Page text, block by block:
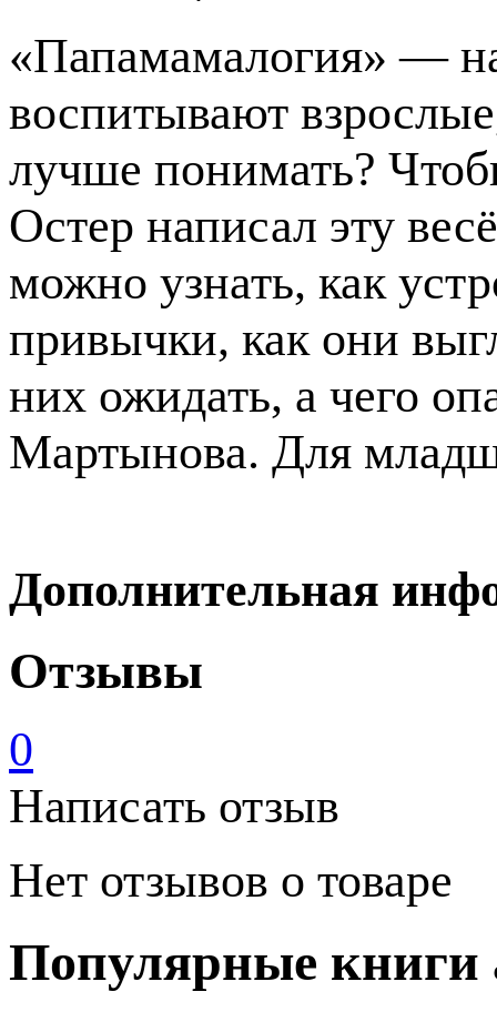
«Папамамалогия» —
воспитывают
лучше понимать?
Остер написал эту
можно узнать, как
привычки, как они
них ожидать, а чего
Мартынова. Для
Дополнительная
Отзывы
0
Написать отзыв
Нет отзывов о товаре
Популярные книги